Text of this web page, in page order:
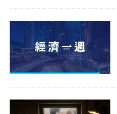
技
職
場
生